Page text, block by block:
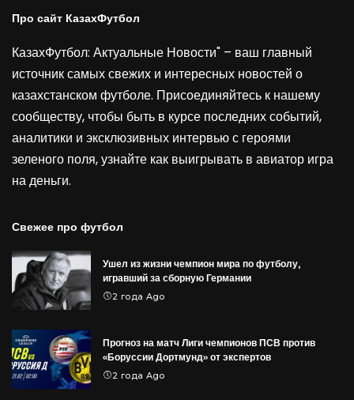
Про сайт КазахФутбол
КазахФутбол: Актуальные Новости" – ваш главный
источник самых свежих и интересных новостей о
казахстанском футболе. Присоединяйтесь к нашему
сообществу, чтобы быть в курсе последних событий,
аналитики и эксклюзивных интервью с героями
зеленого поля, узнайте как выигрывать в авиатор игра
на деньги.
Свежее про футбол
Ушел из жизни чемпион мира по футболу,
игравший за сборную Германии
2 года Ago
Прогноз на матч Лиги чемпионов ПСВ против
«Боруссии Дортмунд» от экспертов
2 года Ago